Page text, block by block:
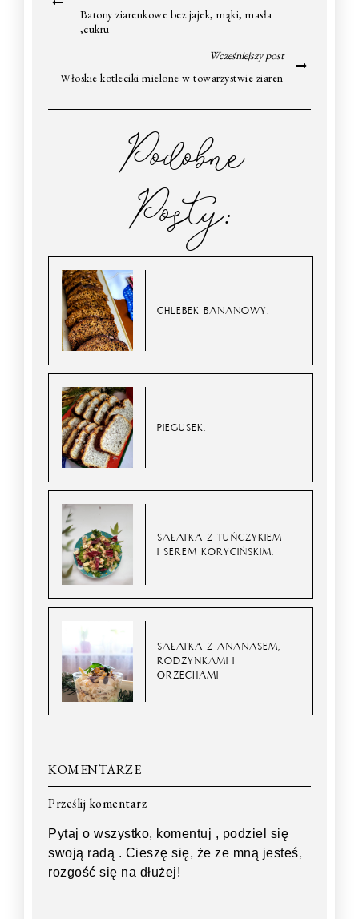
Batony ziarenkowe bez jajek, mąki, masła
,cukru
Wcześniejszy post
Włoskie kotleciki mielone w towarzystwie ziaren
Podobne
Posty:
CHLEBEK BANANOWY.
PIEGUSEK.
SAŁATKA Z TUŃCZYKIEM
I SEREM KORYCIŃSKIM.
SAŁATKA Z ANANASEM,
RODZYNKAMI I
ORZECHAMI
KOMENTARZE
Prześlij komentarz
Pytaj o wszystko, komentuj , podziel się
swoją radą . Cieszę się, że ze mną jesteś,
rozgość się na dłużej!